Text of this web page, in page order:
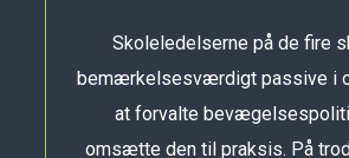
Skoleledelserne på de fire
bemærkelsesværdigt passive i
at forvalte
omsætte den til praksis. På